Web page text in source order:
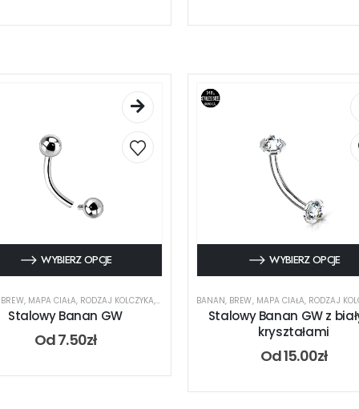
WYBIERZ OPCJE
BREW, MAPA CIAŁA, RODZAJ KOLCZYKA, UCHO USTA
Stalowy Banan GW
Od7.50zł
WYBIERZ OPCJE
BANAN, BREW, MAPA CIAŁA, RODZAJ
Stalowy Banan GW z
kryształami
Od15.00zł